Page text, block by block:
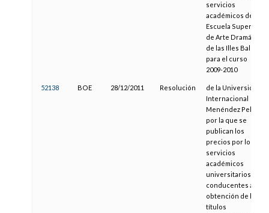
servicios
académicos de la
Escuela Superior
de Arte Dramático
de las Illes Balears
para el curso
2009-2010
52138 BOE 28/12/2011 Resolución
de la Universidad
Internacional
Menéndez Pelayo,
por la que se
publican los
precios por los
servicios
académicos
universitarios
conducentes a la
obtención de los
títulos